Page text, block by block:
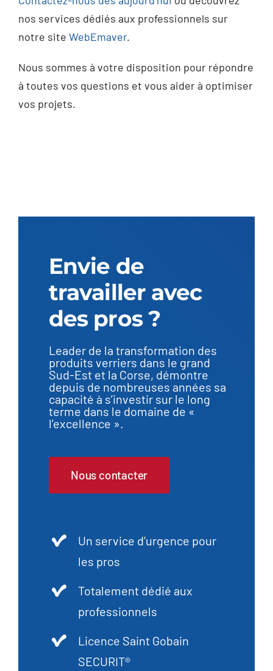
nos services dédiés aux professionnels sur
notre site WebEmaver.
Nous sommes à votre disposition pour répondre
à toutes vos questions et vous aider à optimiser
vos projets.
Envie de
travailler avec
des pros ?
Leader de la transformation des
produits verriers dans le grand
Sud-Est et la Corse, démontre
depuis de nombreuses années sa
capacité à s’investir sur le long
terme dans le domaine de «
l’excellence ».
Nous contacter
Un service d’urgence pour
les pros
Totalement dédié aux
professionnels
Licence Saint Gobain
SECURIT®